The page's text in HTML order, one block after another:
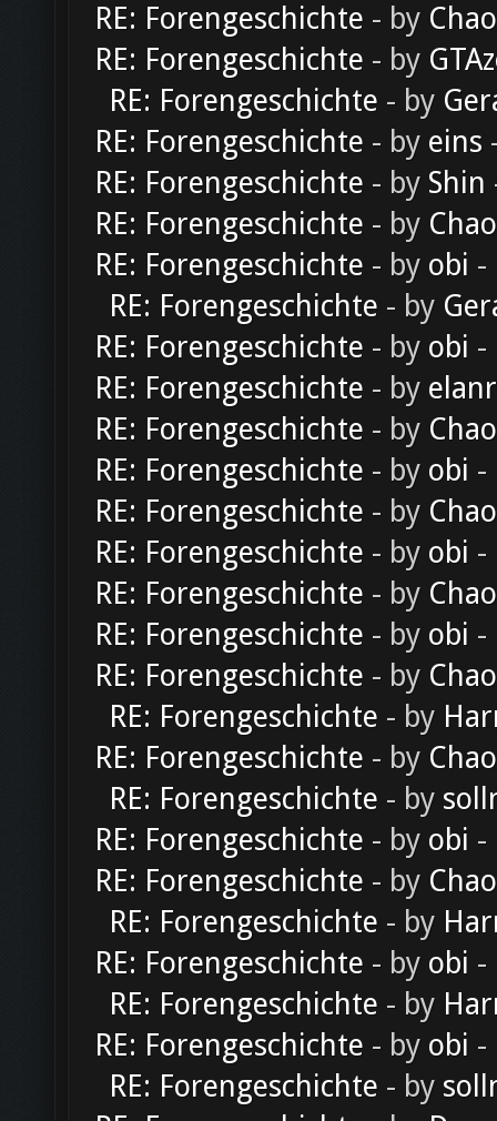
RE: Forengeschichte - by
RE: Forengeschichte - by
RE: Forengeschichte - by
RE: Forengeschichte - by eins
RE: Forengeschichte - by Shin
RE: Forengeschichte - by
RE: Forengeschichte - by obi -
RE: Forengeschichte - by
RE: Forengeschichte - by obi -
RE: Forengeschichte - by
RE: Forengeschichte - by
RE: Forengeschichte - by obi -
RE: Forengeschichte - by
RE: Forengeschichte - by obi -
RE: Forengeschichte - by
RE: Forengeschichte - by obi -
RE: Forengeschichte - by
RE: Forengeschichte - by
RE: Forengeschichte - by
RE: Forengeschichte - by
RE: Forengeschichte - by obi -
RE: Forengeschichte - by
RE: Forengeschichte - by
RE: Forengeschichte - by obi -
RE: Forengeschichte - by
RE: Forengeschichte - by obi -
RE: Forengeschichte - by